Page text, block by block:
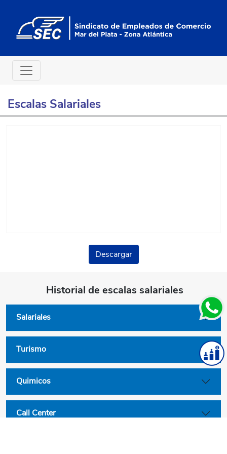
Escalas Salariales
Descargar
Historial de escalas salariales
Salariales
Turismo
Quimicos
Call Center